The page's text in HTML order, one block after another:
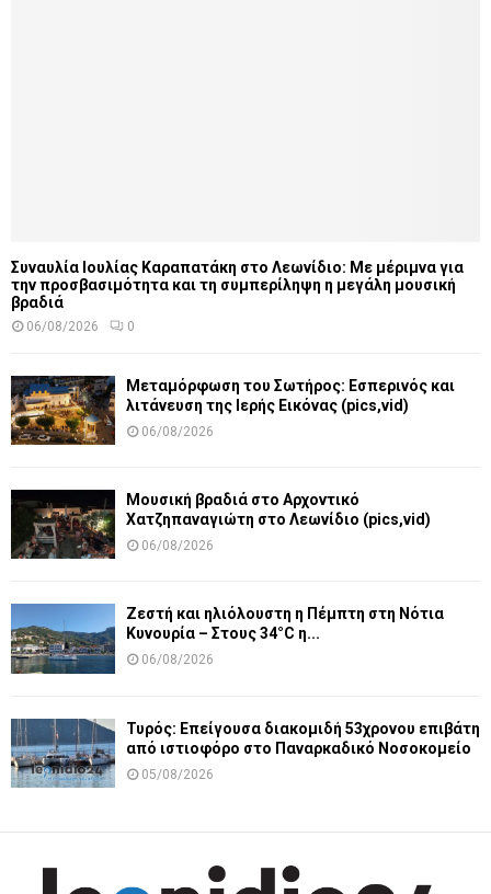
Συναυλία Ιουλίας Καραπατάκη στο Λεωνίδιο: Με μέριμνα για
την προσβασιμότητα και τη συμπερίληψη η μεγάλη μουσική
βραδιά
06/08/2026 0
Μεταμόρφωση του Σωτήρος: Εσπερινός και
λιτάνευση της Ιερής Εικόνας (pics,vid)
06/08/2026
Μουσική βραδιά στο Αρχοντικό
Χατζηπαναγιώτη στο Λεωνίδιο (pics,vid)
06/08/2026
Ζεστή και ηλιόλουστη η Πέμπτη στη Νότια
Κυνουρία – Στους 34°C η...
06/08/2026
Τυρός: Επείγουσα διακομιδή 53χρονου επιβάτη
από ιστιοφόρο στο Παναρκαδικό Νοσοκομείο
05/08/2026